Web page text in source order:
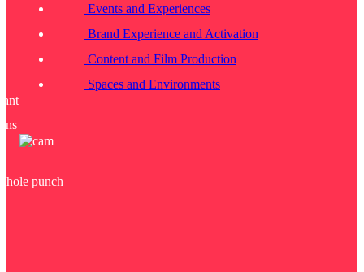
Events and Experiences
Brand Experience and Activation
Content and Film Production
Spaces and Environments